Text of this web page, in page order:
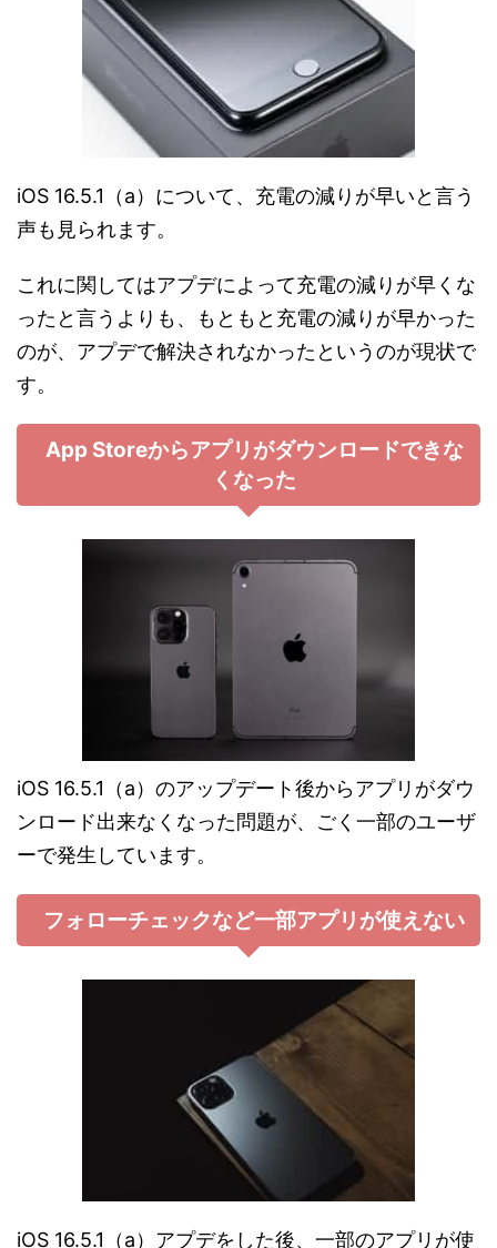
iOS 16.5.1（a）について、充電の減りが早いと言う
声も見られます。
これに関してはアプデによって充電の減りが早くな
ったと言うよりも、もともと充電の減りが早かった
のが、アプデで解決されなかったというのが現状で
す。
App Storeからアプリがダウンロードできな
くなった
iOS 16.5.1（a）のアップデート後からアプリがダウ
ンロード出来なくなった問題が、ごく一部のユーザ
ーで発生しています。
フォローチェックなど一部アプリが使えない
iOS 16.5.1（a）アプデをした後、一部のアプリが使